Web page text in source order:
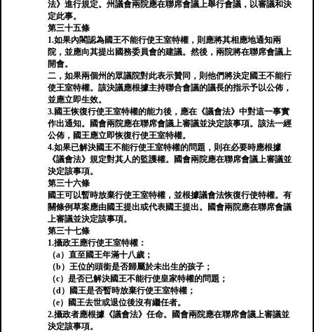
法》進行規定。州議會兩院應在聯席會議上舉行會議，以審議和決
定此事。
第三十五條
1.如果內閣認為國王不能行使王室特權，則應將其相應地通知兩
院，並應向其提出國務委員會的建議。然後，兩院將在聯席會議上
開會。
二，如果兩個州的眾議院對此表示贊同，則他們將決定國王不能行
使王室特權。該決議應根據主持聯合會議的議長的指示予以公佈，
並應立即生效。
3.國王恢復行使王室特權的能力後，應在《議會法》中對這一事實
作出通知。國會兩院應在聯席會議上審議並決定該事項。該法一經
公佈，國王應立即恢復行使王室特權。
4.如果已解決國王不能行使王室特權的問題，則在必要時應根據
《議會法》規定對其人的監護權。國會兩院應在聯席會議上審議並
決定該事項。
第三十六條
國王可以暫時放棄行使王室特權，並根據議會法恢復行使特權。有
關條例草案應由國王提出或代表國王提出。國會兩院應在聯席會議
上審議並決定該事項。
第三十七條
1.攝政王應行使王室特權：
（a）直至國王年滿十八歲；
（b）王位的頭銜是否歸屬於未出生的孩子；
（c）是否已解決國王不能行使皇家特權的問題；
（d）國王是否暫時放棄行使王室特權；
（e）國王去世或退位後沒有繼任者。
2.攝政者應根據《議會法》任命。國會兩院應在聯席會議上審議並
決定該事項。